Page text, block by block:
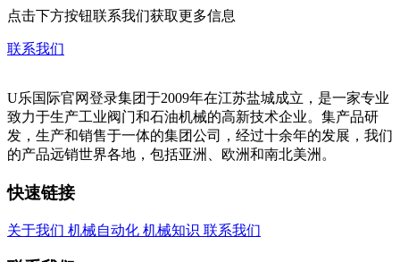
点击下方按钮联系我们获取更多信息
联系我们
U乐国际官网登录集团于2009年在江苏盐城成立，是一家专业
致力于生产工业阀门和石油机械的高新技术企业。集产品研
发，生产和销售于一体的集团公司，经过十余年的发展，我们
的产品远销世界各地，包括亚洲、欧洲和南北美洲。
快速链接
关于我们 机械自动化 机械知识 联系我们